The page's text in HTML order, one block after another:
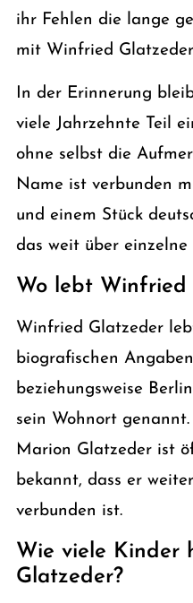
ihr Fehlen die lange
mit Winfried
In der Erinnerung
viele Jahrzehnte Teil
ohne selbst die
Name ist verbunden
und einem Stück
das weit über
Wo lebt Winfried
Winfried Glatzeder
biografischen
beziehungsweise
sein Wohnort
Marion Glatzeder ist
bekannt, dass er
verbunden ist.
Wie viele Kinder
Glatzeder?